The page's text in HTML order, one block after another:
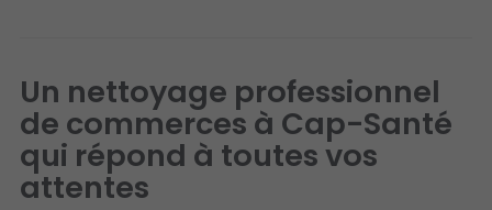
Un nettoyage professionnel
de commerces à Cap-Santé
qui répond à toutes vos
attentes